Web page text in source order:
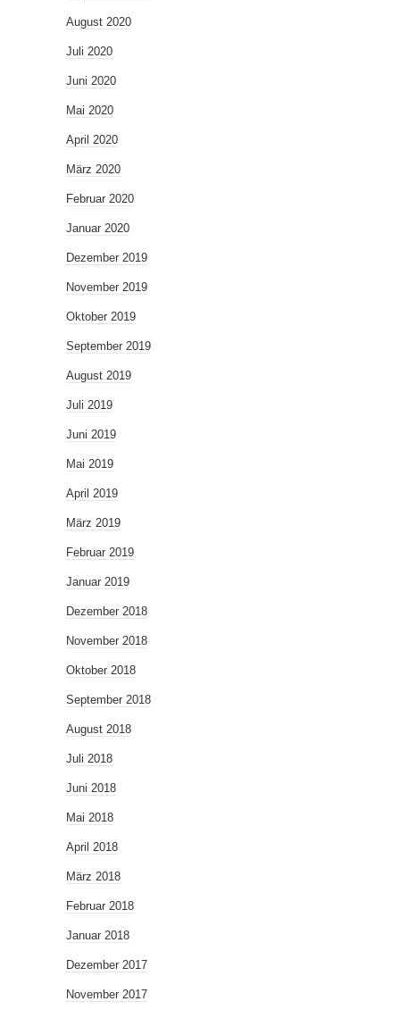
August 2020
Juli 2020
Juni 2020
Mai 2020
April 2020
März 2020
Februar 2020
Januar 2020
Dezember 2019
November 2019
Oktober 2019
September 2019
August 2019
Juli 2019
Juni 2019
Mai 2019
April 2019
März 2019
Februar 2019
Januar 2019
Dezember 2018
November 2018
Oktober 2018
September 2018
August 2018
Juli 2018
Juni 2018
Mai 2018
April 2018
März 2018
Februar 2018
Januar 2018
Dezember 2017
November 2017